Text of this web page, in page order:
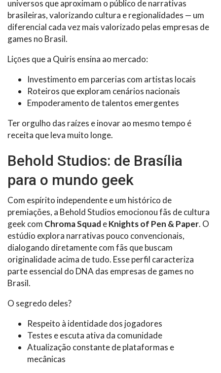
universos que aproximam o público de narrativas
brasileiras, valorizando cultura e regionalidades — um
diferencial cada vez mais valorizado pelas empresas de
games no Brasil.
Liçōes que a Quiris ensina ao mercado:
Investimento em parcerias com artistas locais
Roteiros que exploram cenários nacionais
Empoderamento de talentos emergentes
Ter orgulho das raízes e inovar ao mesmo tempo é
receita que leva muito longe.
Behold Studios: de Brasília
para o mundo geek
Com espírito independente e um histórico de
premiações, a Behold Studios emocionou fãs de cultura
geek com Chroma Squad eKnights of Pen & Paper. O
estúdio explora narrativas pouco convencionais,
dialogando diretamente com fãs que buscam
originalidade acima de tudo. Esse perfil caracteriza
parte essencial do DNA das empresas de games no
Brasil.
O segredo deles?
Respeito à identidade dos jogadores
Testes e escuta ativa da comunidade
Atualização constante de plataformas e
mecânicas